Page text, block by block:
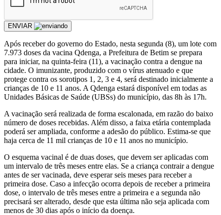
ENVIAR
Após receber do governo do Estado, nesta segunda (8), um lote com
7.973 doses da vacina Qdenga, a Prefeitura de Betim se prepara
para iniciar, na quinta-feira (11), a vacinação contra a dengue na
cidade. O imunizante, produzido com o vírus atenuado e que
protege contra os sorotipos 1, 2, 3 e 4, será destinado inicialmente a
crianças de 10 e 11 anos. A Qdenga estará disponível em todas as
Unidades Básicas de Saúde (UBSs) do município, das 8h às 17h.
A vacinação será realizada de forma escalonada, em razão do baixo
número de doses recebidas. Além disso, a faixa etária contemplada
poderá ser ampliada, conforme a adesão do público. Estima-se que
haja cerca de 11 mil crianças de 10 e 11 anos no município.
O esquema vacinal é de duas doses, que devem ser aplicadas com
um intervalo de três meses entre elas. Se a criança contrair a dengue
antes de ser vacinada, deve esperar seis meses para receber a
primeira dose. Caso a infecção ocorra depois de receber a primeira
dose, o intervalo de três meses entre a primeira e a segunda não
precisará ser alterado, desde que esta última não seja aplicada com
menos de 30 dias após o início da doença.